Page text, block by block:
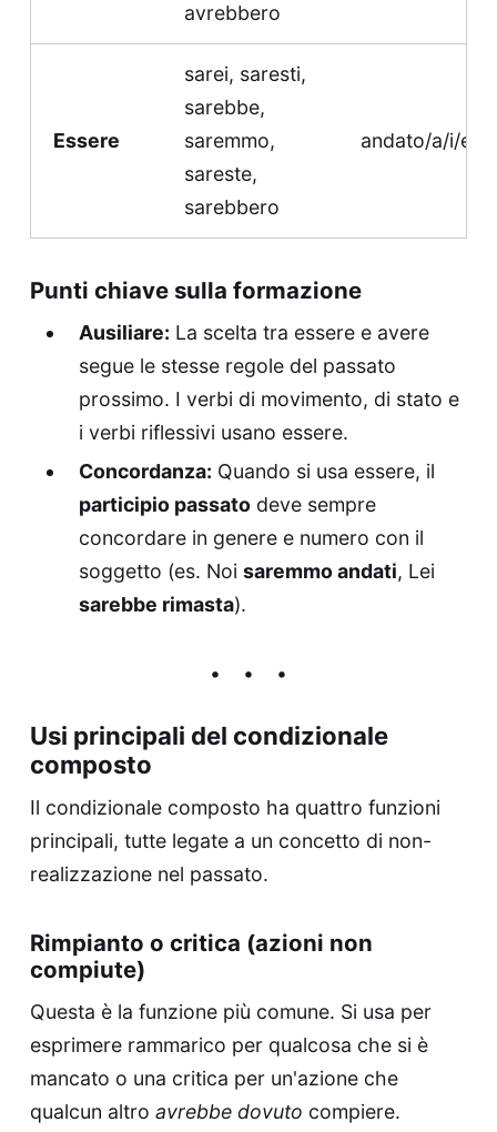
avrebbero
Essere
sarei, saresti,
sarebbe,
saremmo,
sareste,
sarebbero
andato/a/i/e
Punti chiave sulla formazione
Ausiliare: La scelta tra essere e avere
segue le stesse regole del passato
prossimo. I verbi di movimento, di stato e
i verbi riflessivi usano essere.
Concordanza: Quando si usa essere, il
participio passatodeve sempre
concordare in genere e numero con il
soggetto (es. Noi saremmo andati, Lei
sarebbe rimasta).
Usi principali del condizionale
composto
Il condizionale composto ha quattro funzioni
principali, tutte legate a un concetto di non-
realizzazione nel passato.
Rimpianto o critica (azioni non
compiute)
Questa è la funzione più comune. Si usa per
esprimere rammarico per qualcosa che si è
mancato o una critica per un'azione che
qualcun altro avrebbe dovuto compiere.